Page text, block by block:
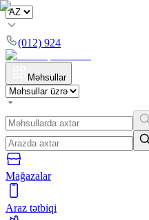
(012) 924
Məhsullar
Mağazalar
Araz tətbiqi